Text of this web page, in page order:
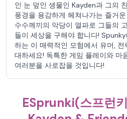
인 눈 덮인 생물인 Kayden과 그의
풍경을 용감하게 헤쳐나가는 즐거
수수께끼의 악당이 열파로 그들의
들이 세상을 구해야 합니다!
하는 이 매력적인 모험에서 유머,
대하세요! 독특한 게임 플레이와 마
여러분을 사로잡을 것입니다!
ESprunki(스프런